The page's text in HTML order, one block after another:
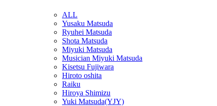
ALL
Yusaku Matsuda
Ryuhei Matsuda
Shota Matsuda
Miyuki Matsuda
Musician Miyuki Matsuda
Kisetsu Fujiwara
Hiroto oshita
Raiku
Hiroya Shimizu
Yuki Matsuda(YJY)